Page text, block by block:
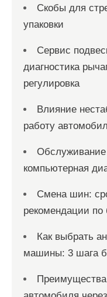
Скобы для
упаковки
Сервис
диагностика
регулировка
Влияние
работу
компьютерная
Смена шин:
рекомендации по
Как выбрать
машины: 3 шага
Преимущества